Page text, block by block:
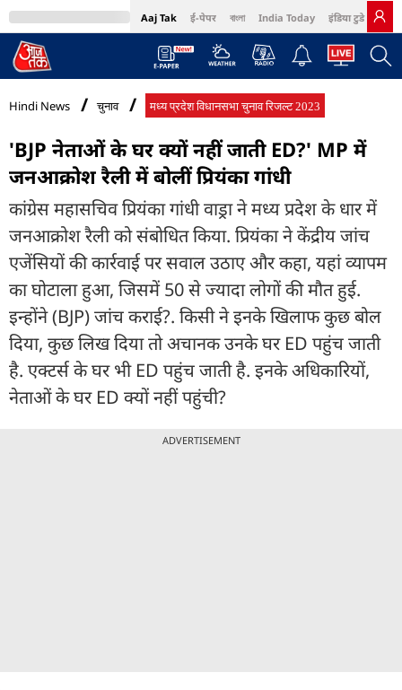
Aaj Tak ई-पेपर বাংলা India Today इंडिया टुडे हिंदी
MumbaiTak Cosmopolitan Harper's Bazaar Northeast
Hindi News चुनाव मध्य प्रदेश विधानसभा चुनाव रिजल्ट 2023
'BJP नेताओं के घर क्यों नहीं जाती ED?' MP में
जनआक्रोश रैली में बोलीं प्रियंका गांधी
कांग्रेस महासचिव प्रियंका गांधी वाड्रा ने मध्य प्रदेश के धार में
जनआक्रोश रैली को संबोधित किया. प्रियंका ने केंद्रीय जांच
एजेंसियों की कार्रवाई पर सवाल उठाए और कहा, यहां व्यापम
का घोटाला हुआ, जिसमें 50 से ज्यादा लोगों की मौत हुई.
इन्होंने (BJP) जांच कराई?. किसी ने इनके खिलाफ कुछ बोल
दिया, कुछ लिख दिया तो अचानक उनके घर ED पहुंच जाती
है. एक्टर्स के घर भी ED पहुंच जाती है. इनके अधिकारियों,
नेताओं के घर ED क्यों नहीं पहुंची?
ADVERTISEMENT